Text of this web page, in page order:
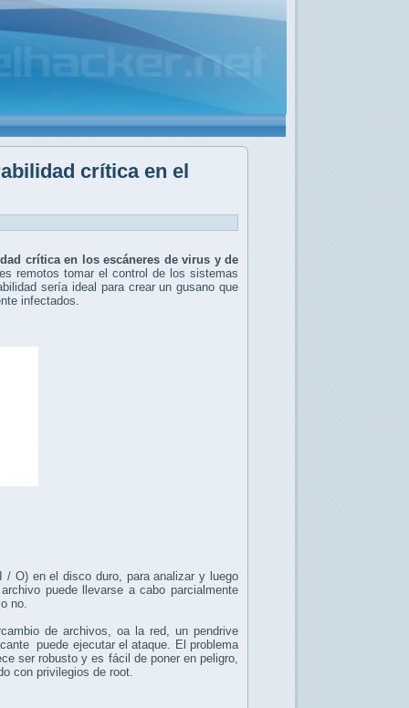
crítica en el
crítica en los escáneres de virus y de
remotos tomar el control de los sistemas
sería ideal para crear un gusano que
infectados.
O) en el disco duro, para analizar y luego
puede llevarse a cabo parcialmente
no.
de archivos, oa la red, un pendrive
puede ejecutar el ataque. El problema
ser robusto y es fácil de poner en peligro,
con privilegios de root.